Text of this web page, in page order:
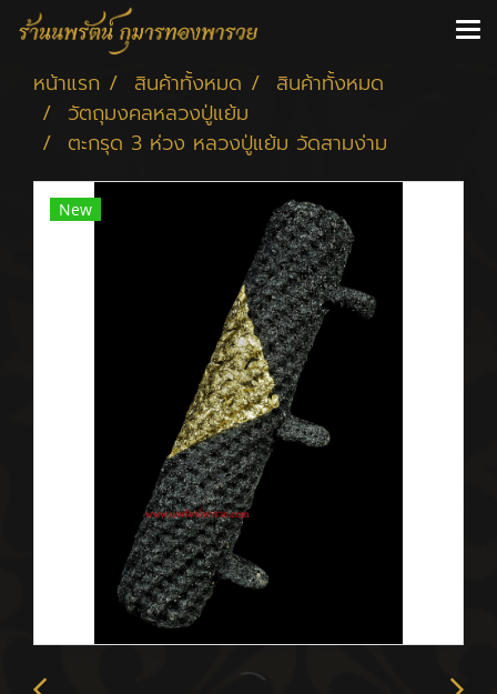
หน้าแรก สินค้าทั้งหมด
สินค้าทั้งหมด
วัตถุมงคลหลวงปู่แย้ม
ตะกรุด 3 ห่วง หลวงปู่แย้ม วัดสามง่าม
New